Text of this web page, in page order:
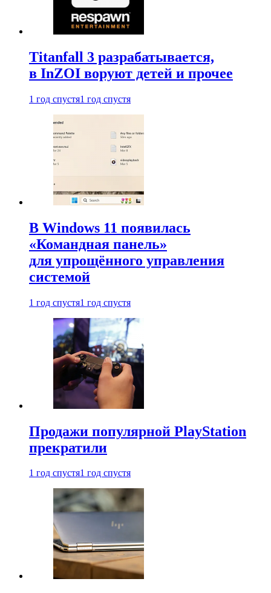
Titanfall 3 разрабатывается,
в InZOI воруют детей и прочее
1 год спустя1 год спустя
В Windows 11 появилась
«Командная панель»
для упрощённого управления
системой
1 год спустя1 год спустя
Продажи популярной PlayStation
прекратили
1 год спустя1 год спустя